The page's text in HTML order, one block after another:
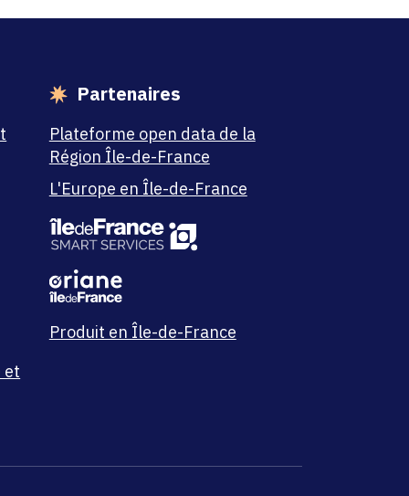
et
Partenaires
Plateforme open data de la
Région Île-de-France
L'Europe en Île-de-France
Produit en Île-de-France